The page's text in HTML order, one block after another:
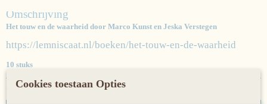
Omschrijving
Het touw en de waarheid door Marco Kunst en Jeska Verstegen
https://lemniscaat.nl/boeken/het-touw-en-de-waarheid
10 stuks
Ook interessant
Cookies toestaan Opties